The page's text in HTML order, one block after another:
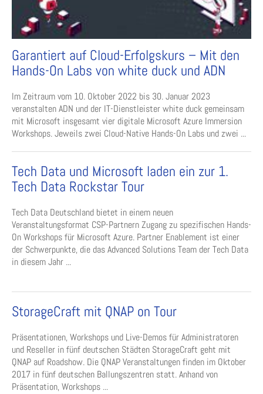
Garantiert auf Cloud-Erfolgskurs – Mit den
Hands-On Labs von white duck und ADN
Im Zeitraum vom 10. Oktober 2022 bis 30. Januar 2023
veranstalten ADN und der IT-Dienstleister white duck gemeinsam
mit Microsoft insgesamt vier digitale Microsoft Azure Immersion
Workshops. Jeweils zwei Cloud-Native Hands-On Labs und zwei ...
Tech Data und Microsoft laden ein zur 1.
Tech Data Rockstar Tour
Tech Data Deutschland bietet in einem neuen
Veranstaltungsformat CSP-Partnern Zugang zu spezifischen Hands-
On Workshops für Microsoft Azure. Partner Enablement ist einer
der Schwerpunkte, die das Advanced Solutions Team der Tech Data
in diesem Jahr ...
StorageCraft mit QNAP on Tour
Präsentationen, Workshops und Live-Demos für Administratoren
und Reseller in fünf deutschen Städten StorageCraft geht mit
QNAP auf Roadshow. Die QNAP Veranstaltungen finden im Oktober
2017 in fünf deutschen Ballungszentren statt. Anhand von
Präsentation, Workshops ...